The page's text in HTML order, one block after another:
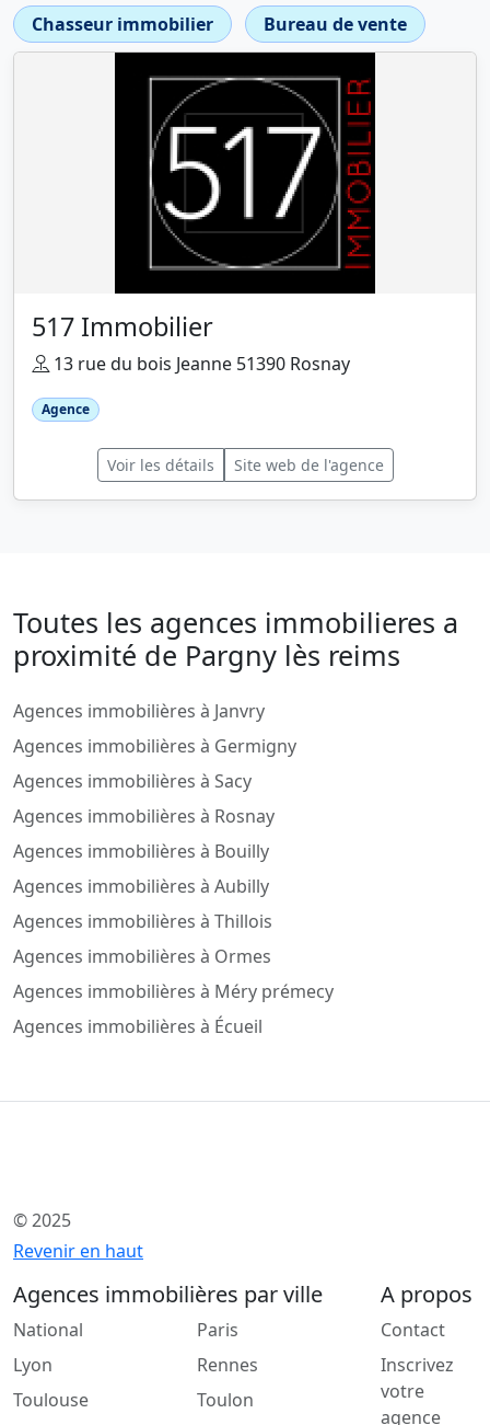
Chasseur immobilier
Bureau de vente
517 Immobilier
13 rue du bois Jeanne 51390 Rosnay
Agence
Voir les détails Site web de l'agence
Toutes les agences immobilieres a
proximité de Pargny lès reims
Agences immobilières à Janvry
Agences immobilières à Germigny
Agences immobilières à Sacy
Agences immobilières à Rosnay
Agences immobilières à Bouilly
Agences immobilières à Aubilly
Agences immobilières à Thillois
Agences immobilières à Ormes
Agences immobilières à Méry prémecy
Agences immobilières à Écueil
© 2025
Revenir en haut
Agences immobilières par ville
National
Lyon
Toulouse
Paris
Rennes
Toulon
A propos
Contact
Inscrivez
votre
agence